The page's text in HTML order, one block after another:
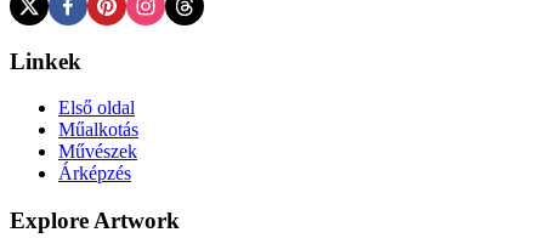
Linkek
Első oldal
Műalkotás
Művészek
Árképzés
Explore Artwork